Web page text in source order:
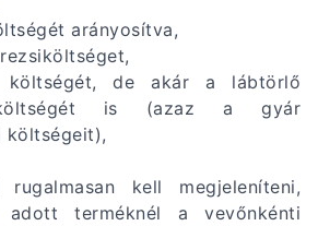
arányosítva,
költségét, de akár a lábtörlő
is (azaz a gyár
költségeit),
rugalmasan kell megjeleníteni,
terméknél a vevőnkénti